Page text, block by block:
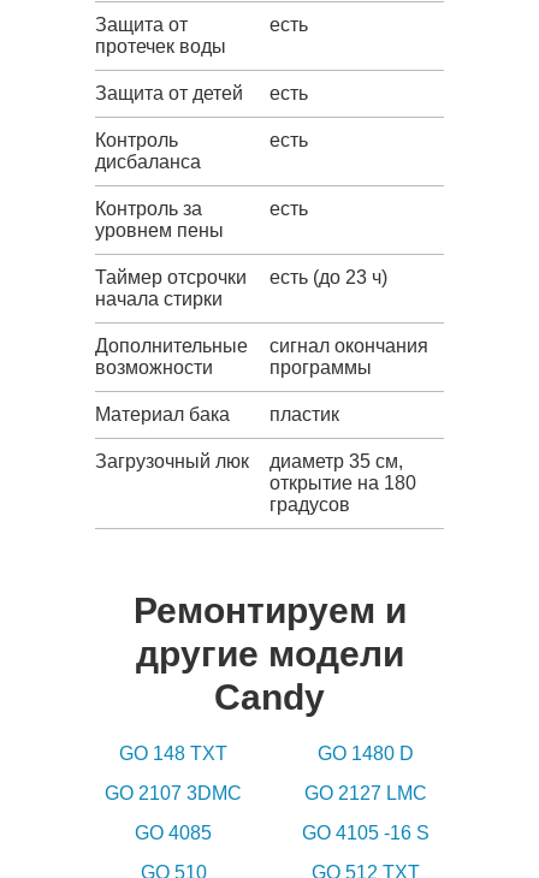
Защита от
протечек воды
есть
Защита от детей есть
Контроль
дисбаланса
есть
Контроль за
уровнем пены
есть
Таймер отсрочки
начала стирки
есть (до 23 ч)
Дополнительные
возможности
сигнал окончания
программы
Материал бака пластик
Загрузочный люк
диаметр 35 см,
открытие на 180
градусов
Ремонтируем и
другие модели
Candy
GO 148 TXT
GO 1480 D
GO 2107 3DMC
GO 2127 LMC
GO 4085
GO 4105 -16 S
GO 510
GO 512 TXT